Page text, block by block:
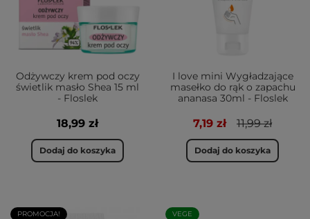
Odżywczy krem pod oczy
świetlik masło Shea 15 ml
- Floslek
18,99 zł
Dodaj do koszyka
I love mini Wygładzające
masełko do rąk o zapachu
ananasa 30ml - Floslek
7,19 zł 11,99 zł
Dodaj do koszyka
PROMOCJA!
VEGE